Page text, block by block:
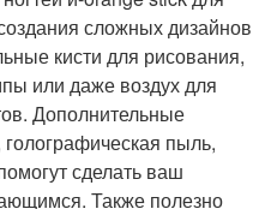
сложных дизайнов
кисти для рисования,
или даже воздух для
Дополнительные
пыль,
сделать ваш
Также полезно